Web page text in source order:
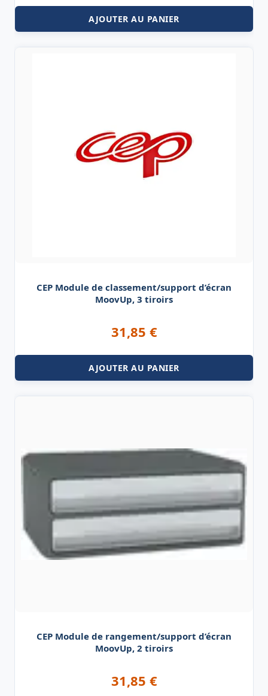
AJOUTER AU PANIER
CEP Module de classement/support d’écran
MoovUp, 3 tiroirs
31,85 €
AJOUTER AU PANIER
CEP Module de rangement/support d’écran
MoovUp, 2 tiroirs
31,85 €